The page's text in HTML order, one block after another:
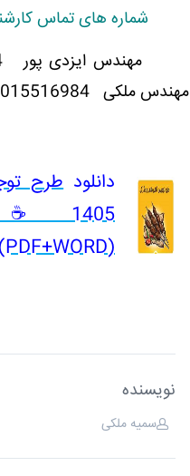
شماره های تماس
مهندس ایزدی پور
مهندس ملکی 09015516984
دانلودطرح
1405
(PDF+WORD)
نویسنده
سمیه ملکی